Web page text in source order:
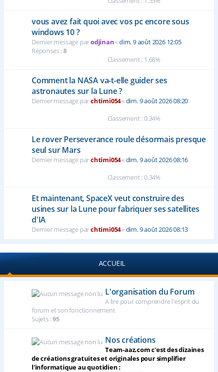
vous avez fait quoi avec vos pc encore sous
windows 10 ?
Dernier message parodjinan«dim. 9 août 2026 12:05
Réponses :8
Classement : 1.68%
Comment la NASA va-t-elle guider ses
astronautes sur la Lune ?
Dernier message parchtimi054«dim. 9 août 2026 08:20
Classement : 0.34%
Le rover Perseverance roule désormais presque
seul sur Mars
Dernier message parchtimi054«dim. 9 août 2026 08:16
Classement : 0.34%
Et maintenant, SpaceX veut construire des
usines sur la Lune pour fabriquer ses satellites
d'IA
Dernier message parchtimi054«dim. 9 août 2026 08:13
ACCUEIL
L'organisation du Forum
A lire pour comprendre l'esprit du
forum et son fonctionnement
Sujets :95
Nos créations
Team-aaz.com c'est des dizaines
de créations gratuites et originales pour simplifier
l'informatique au quotidien :